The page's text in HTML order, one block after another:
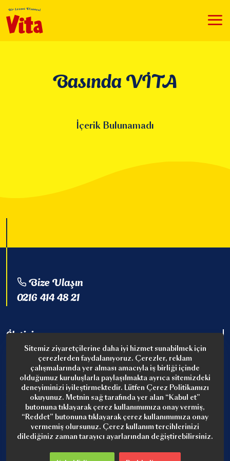
Basında VİTA
İçerik Bulunamadı
Bize Ulaşın
0216 414 48 21
İletişim
Bahariye Cad. No: 80
D: 12-13-14 34174
Kadıköy İstanbul
+90 216 414 48 21
+90 216 346 01 91
info@vitayag.com
Sitemiz ziyaretçilerine daha iyi hizmet sunabilmek için
çerezlerden faydalanıyoruz. Çerezler, reklam
çalışmalarında yer alması amacıyla iş birliği içinde
olduğumuz kuruluşlarla paylaşılmakta ayrıca sitemizdeki
deneyiminizi iyileştirmektedir. Lütfen Çerez Politikamızı
okuyunuz. Metnin sağ tarafında yer alan “Kabul et”
butonuna tıklayarak çerez kullanımımıza onay vermiş,
“Reddet” butonuna tıklayarak çerez kullanımımıza onay
vermemiş olursunuz. Çerez kullanım tercihlerinizi
dilediğiniz zaman tarayıcı ayarlarından değiştirebilirsiniz.